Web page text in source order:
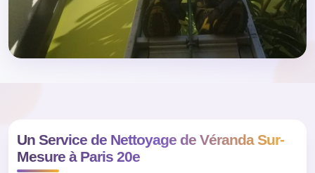
Un Service de Nettoyage de Véranda Sur-
Mesure à Paris 20e